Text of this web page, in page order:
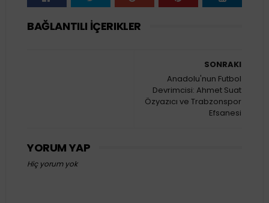
BAĞLANTILI İÇERIKLER
SONRAKI
Anadolu'nun Futbol
Devrimcisi: Ahmet Suat
Özyazıcı ve Trabzonspor
Efsanesi
YORUM YAP
Hiç yorum yok